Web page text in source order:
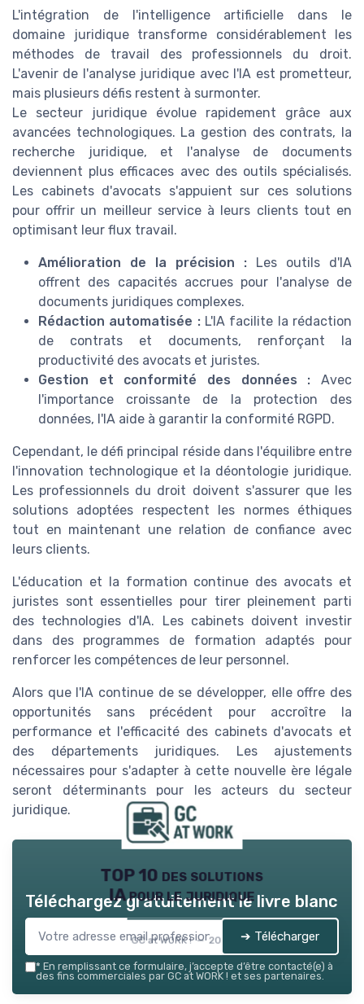
L'intégration de l'intelligence artificielle dans le
domaine juridique transforme considérablement les
méthodes de travail des professionnels du droit.
L'avenir de l'analyse juridique avec l'IA est prometteur,
mais plusieurs défis restent à surmonter.
Le secteur juridique évolue rapidement grâce aux
avancées technologiques. La gestion des contrats, la
recherche juridique, et l'analyse de documents
deviennent plus efficaces avec des outils spécialisés.
Les cabinets d'avocats s'appuient sur ces solutions
pour offrir un meilleur service à leurs clients tout en
optimisant leur flux travail.
Amélioration de la précision : Les outils d'IA
offrent des capacités accrues pour l'analyse de
documents juridiques complexes.
Rédaction automatisée :L'IA facilite la rédaction
de contrats et documents, renforçant la
productivité des avocats et juristes.
Gestion et conformité des données : Avec
l'importance croissante de la protection des
données, l'IA aide à garantir la conformité RGPD.
Cependant, le défi principal réside dans l'équilibre entre
l'innovation technologique et la déontologie juridique.
Les professionnels du droit doivent s'assurer que les
solutions adoptées respectent les normes éthiques
tout en maintenant une relation de confiance avec
leurs clients.
L'éducation et la formation continue des avocats et
juristes sont essentielles pour tirer pleinement parti
des technologies d'IA. Les cabinets doivent investir
dans des programmes de formation adaptés pour
renforcer les compétences de leur personnel.
Alors que l'IA continue de se développer, elle offre des
opportunités sans précédent pour accroître la
performance et l'efficacité des cabinets d'avocats et
des départements juridiques. Les ajustements
nécessaires pour s'adapter à cette nouvelle ère légale
seront déterminants pour les acteurs du secteur
juridique.
TOP 10 des solutions
IA pour le juridique
GC at WORK ! — 2026
Téléchargez gratuitement le livre blanc
➔ Télécharger
* En remplissant ce formulaire, j’accepte d’être contacté(e) à
des fins commerciales par GC at WORK ! et ses partenaires.